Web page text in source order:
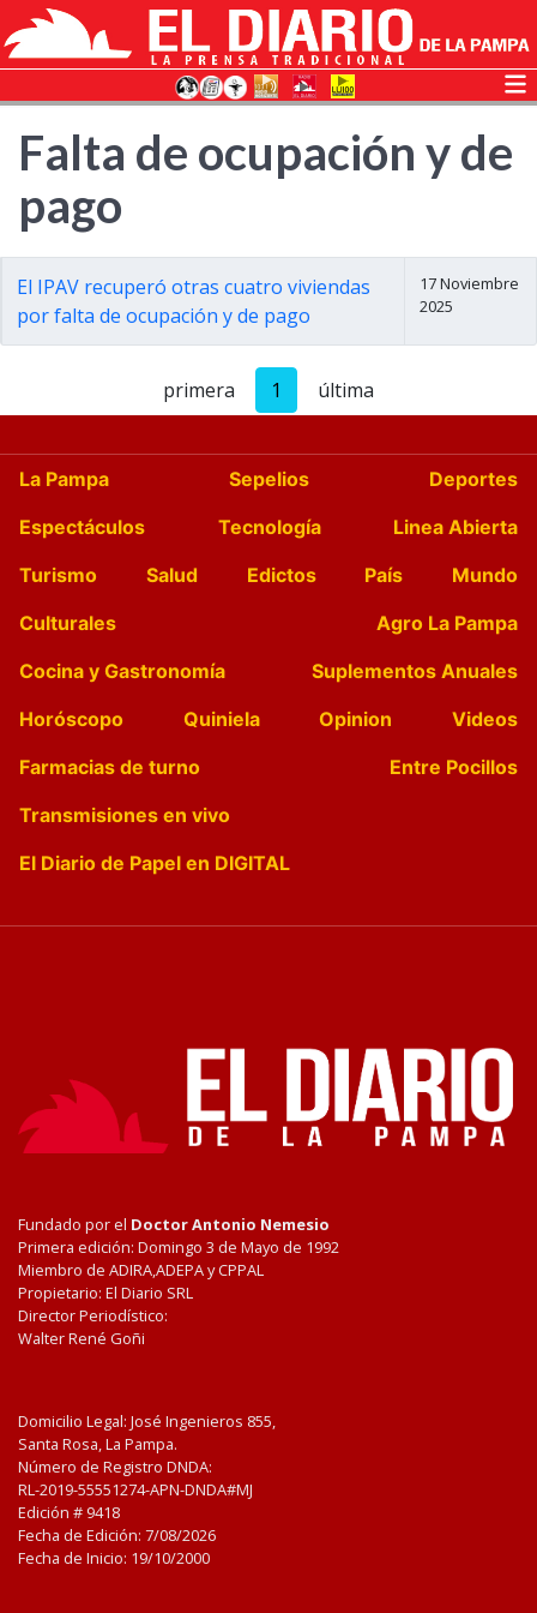
Falta de ocupación y de
pago
El IPAV recuperó otras cuatro viviendas
por falta de ocupación y de pago
17 Noviembre
2025
primera 1 última
La Pampa Sepelios
Deportes
Espectáculos
Tecnología
Linea Abierta
Turismo
Salud Edictos País
Mundo
Culturales
Agro La Pampa
Cocina y Gastronomía
Suplementos Anuales
Horóscopo
Quiniela Opinion
Videos
Farmacias de turno
Entre Pocillos
Transmisiones en vivo
El Diario de Papel en DIGITAL
Fundado por el Doctor Antonio Nemesio
Primera edición: Domingo 3 de Mayo de 1992
Miembro de ADIRA,ADEPA y CPPAL
Propietario: El Diario SRL
Director Periodístico:
Walter René Goñi
Domicilio Legal: José Ingenieros 855,
Santa Rosa, La Pampa.
Número de Registro DNDA:
RL-2019-55551274-APN-DNDA#MJ
Edición # 9418
Fecha de Edición: 7/08/2026
Fecha de Inicio: 19/10/2000